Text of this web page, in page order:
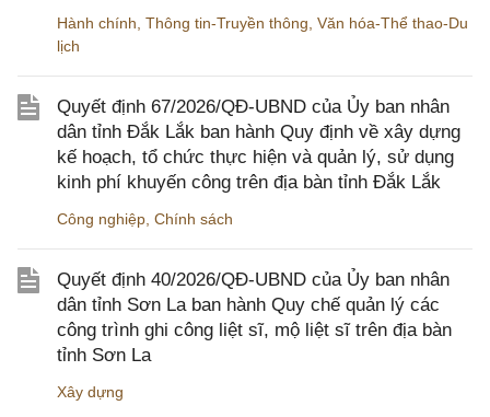
Hành chính Thông tin-Truyền thông Văn hóa-Thể thao-Du
lịch
Quyết định 67/2026/QĐ-UBND của Ủy ban nhân
dân tỉnh Đắk Lắk ban hành Quy định về xây dựng
kế hoạch, tổ chức thực hiện và quản lý, sử dụng
kinh phí khuyến công trên địa bàn tỉnh Đắk Lắk
Công nghiệp Chính sách
Quyết định 40/2026/QĐ-UBND của Ủy ban nhân
dân tỉnh Sơn La ban hành Quy chế quản lý các
công trình ghi công liệt sĩ, mộ liệt sĩ trên địa bàn
tỉnh Sơn La
Xây dựng